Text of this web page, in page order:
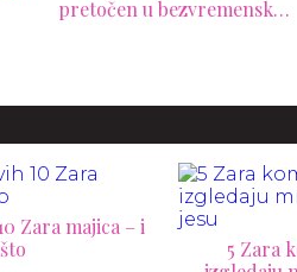
Zara majica – i
5 Zara